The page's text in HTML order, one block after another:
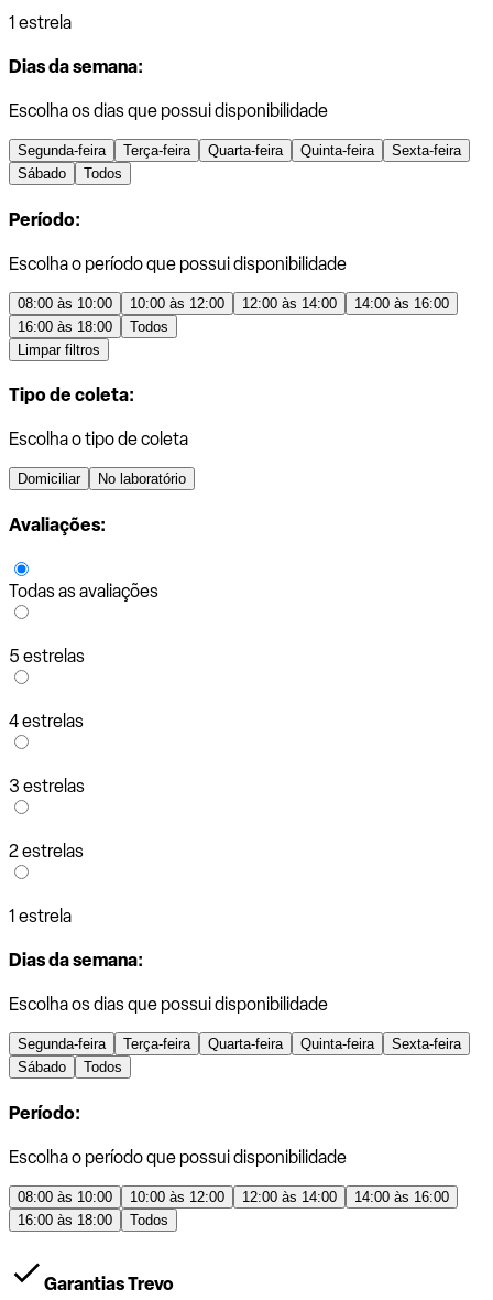
1 estrela
Dias da semana:
Escolha os dias que possui disponibilidade
Segunda-feira Terça-feira Quarta-feira Quinta-feira
Sexta-feira
Sábado
Todos
Período:
Escolha o período que possui disponibilidade
08:00 às 10:00 10:00 às 12:00 12:00 às 14:00
14:00 às 16:00
16:00 às 18:00
Todos
Limpar filtros
Tipo de coleta:
Escolha o tipo de coleta
Domiciliar No laboratório
Avaliações:
Todas as avaliações
5 estrelas
4 estrelas
3 estrelas
2 estrelas
1 estrela
Dias da semana:
Escolha os dias que possui disponibilidade
Segunda-feira Terça-feira Quarta-feira Quinta-feira
Sexta-feira
Sábado
Todos
Período:
Escolha o período que possui disponibilidade
08:00 às 10:00 10:00 às 12:00 12:00 às 14:00
14:00 às 16:00
16:00 às 18:00
Todos
Garantias Trevo